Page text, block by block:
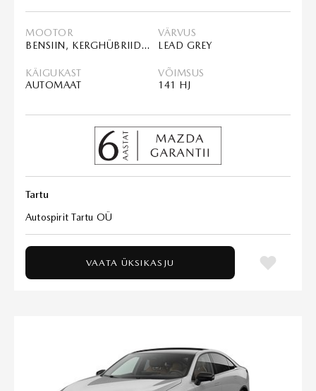
MOOTOR
BENSIIN, KERGHÜBRIID (MHEV)
VÄRVUS
LEAD GREY
KÄIGUKAST
AUTOMAAT
VÕIMSUS
141 HJ
Tartu
Autospirit Tartu OÜ
VAATA ÜKSIKASJU